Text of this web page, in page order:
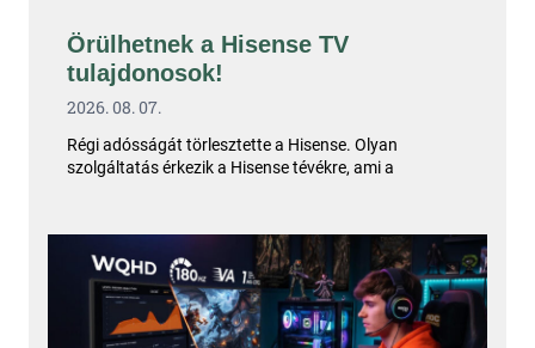
Örülhetnek a Hisense TV
tulajdonosok!
2026. 08. 07.
Régi adósságát törlesztette a Hisense. Olyan
szolgáltatás érkezik a Hisense tévékre, ami a